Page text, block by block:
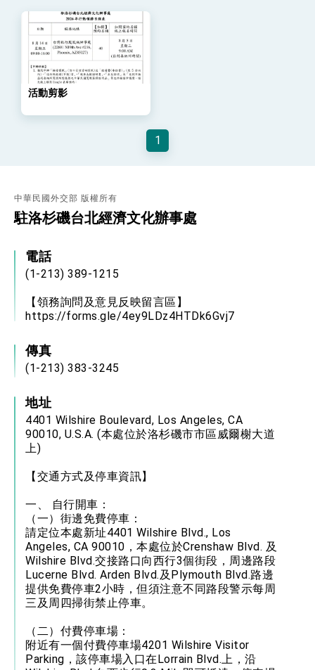
「總合外交」與台歐美日關係深化
總統以「韌性之島，希望之光」為題發表2026新
年談話
總統主持「守護民主台灣國安行動方案」記者
會 強調以實力守護台海和平 以決心掌握國家
命運
總統發表執政周年談話 盼面對未來挑戰 堅持
賴總統就職演說影片
外交部重要言論
我國政府將在美國亞利桑納州設立「駐鳳凰城辦
活動剪影
1
中華民國外交部 版權所有
駐洛杉磯台北經濟文化辦事處
電話
(1-213) 389-1215
【領務詢問及意見反映留言區】
https://forms.gle/4ey9LDz4HTDk6Gvj7
傳真
(1-213) 383-3245
地址
4401 Wilshire Boulevard, Los Angeles, CA
90010, U.S.A. (本處位於洛杉磯市市區威爾榭大道
上)
【交通方式及停車資訊】
一、 自行開車：
（一）街邊免費停車：
請定位本處新址4401 Wilshire Blvd., Los
Angeles, CA 90010，本處位於Crenshaw Blvd. 及
Wilshire Blvd.交接路口向西行3個街段，周邊路段
Lucerne Blvd. Arden Blvd.及Plymouth Blvd.路邊
提供免費停車2小時，但須注意不同路段警示每周
三及周四掃街禁止停車。
（二）付費停車場：
附近有一個付費停車場4201 Wilshire Visitor
Parking，該停車場入口在Lorrain Blvd.上，沿